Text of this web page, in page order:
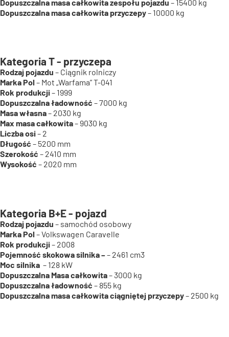
Dopuszczalna masa całkowita zespołu pojazdu – 15400 kg
Dopuszczalna masa całkowita przyczepy– 10000 kg
Kategoria T - przyczepa
Rodzaj pojazdu – Ciągnik rolniczy
Marka Pol – Mot „Warfama” T-041
Rok produkcji– 1999
Dopuszczalna ładowność – 7000 kg
Masa własna– 2030 kg
Max masa całkowita– 9030 kg
Liczba osi– 2
Długość – 5200 mm
Szerokość – 2410 mm
Wysokość – 2020 mm
Kategoria B+E - pojazd
Rodzaj pojazdu – samochód osobowy
Marka Pol – Volkswagen Caravelle
Rok produkcji– 2008
Pojemność skokowa silnika –– 2461 cm3
Moc silnika – 128 kW
Dopuszczalna Masa całkowita– 3000 kg
Dopuszczalna ładowność – 855 kg
Dopuszczalna masa całkowita ciągniętej przyczepy– 2500 kg